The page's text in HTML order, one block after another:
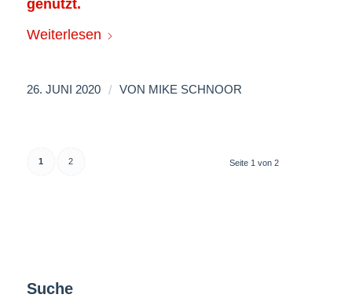
genutzt.
Weiterlesen
26. JUNI 2020 / VON MIKE SCHNOOR
Seite 1 von 2
1 2
Suche